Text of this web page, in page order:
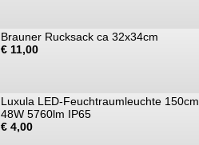
Brauner Rucksack ca 32x34cm
€ 11,00
Luxula LED-Feuchtraumleuchte 150cm
48W 5760lm IP65
€ 4,00